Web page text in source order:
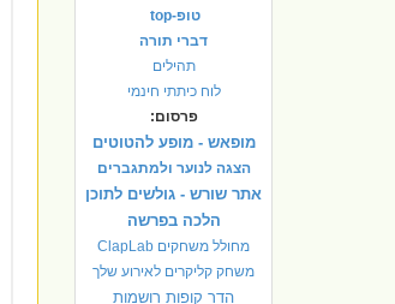
טופ-top
דברי תורה
תהילים
לוח כיתתי חינמי
פרסום:
מופאש - מופע להטוטים
הצגה לנוער ולמתגברים
אתר שורש - גולשים לתוכן
הלכה בפרשה
מחולל משחקים ClapLab
משחק קליקרים לאירוע שלך
הדר קופות רושמות